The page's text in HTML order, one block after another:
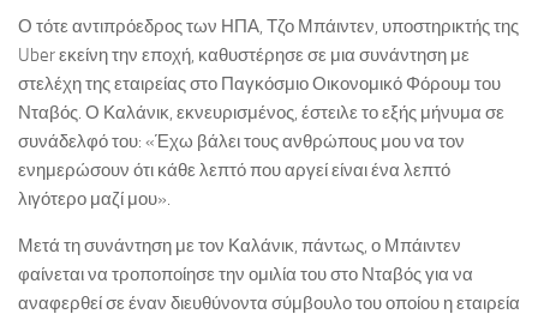
Ο τότε αντιπρόεδρος των ΗΠΑ, Τζο Μπάιντεν, υποστηρικτής της
Uber εκείνη την εποχή, καθυστέρησε σε μια συνάντηση με
στελέχη της εταιρείας στο Παγκόσμιο Οικονομικό Φόρουμ του
Νταβός. Ο Καλάνικ, εκνευρισμένος, έστειλε το εξής μήνυμα σε
συνάδελφό του: «Έχω βάλει τους ανθρώπους μου να τον
ενημερώσουν ότι κάθε λεπτό που αργεί είναι ένα λεπτό
λιγότερο μαζί μου».
Μετά τη συνάντηση με τον Καλάνικ, πάντως, ο Μπάιντεν
φαίνεται να τροποποίησε την ομιλία του στο Νταβός για να
αναφερθεί σε έναν διευθύνοντα σύμβουλο του οποίου η εταιρεία